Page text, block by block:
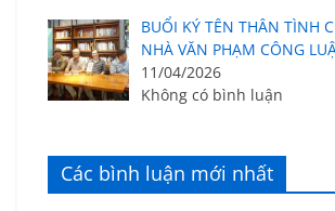
BUỔI KÝ TÊN THÂN TÌNH
NHÀ VĂN PHẠM CÔNG
11/04/2026
Không có bình luận
Các bình luận mới nhất